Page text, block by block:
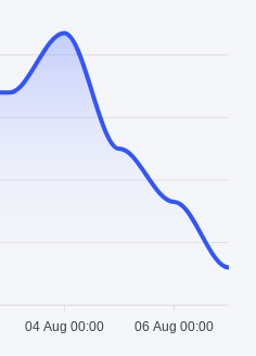
04 Aug 00:00 06 Aug 00:00